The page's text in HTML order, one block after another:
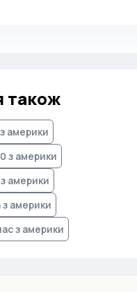
також
америки
з америки
америки
америки
з америки